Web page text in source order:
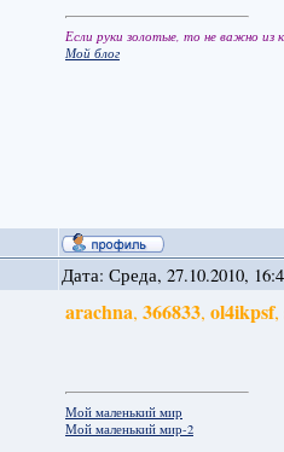
Если руки золотые, то не важно из
Мой блог
Дата: Среда, 27.10.2010,
arachna, 366833, ol4ikpsf,
Мой маленький мир
Мой маленький мир-2